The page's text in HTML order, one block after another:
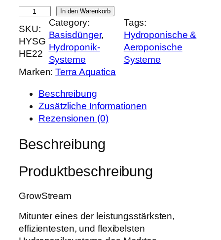
h
e
r
P
r
e
s
w
a
:
.
6
,
0
e
i
t
.
9
9
.
.
A
.
r
e
m
0
2
M
In den Warenkorb
SKU:
HYSG
HE22
Category:
Basisdünger
Hydroponik-
Systeme
Tags:
Hydroponische &
Aeroponische
Systeme
Marken:Terra Aquatica
Beschreibung
Zusätzliche Informationen
Rezensionen (0)
Beschreibung
Produktbeschreibung
GrowStream
Mitunter eines der leistungsstärksten,
effizientesten, und flexibelsten